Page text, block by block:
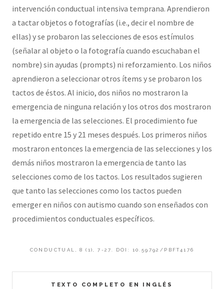
intervención conductual intensiva temprana. Aprendieron
a tactar objetos o fotografías (i.e., decir el nombre de
ellas) y se probaron las selecciones de esos estímulos
(señalar al objeto o la fotografía cuando escuchaban el
nombre) sin ayudas (prompts) ni reforzamiento. Los niños
aprendieron a seleccionar otros ítems y se probaron los
tactos de éstos. Al inicio, dos niños no mostraron la
emergencia de ninguna relación y los otros dos mostraron
la emergencia de las selecciones. El procedimiento fue
repetido entre 15 y 21 meses después. Los primeros niños
mostraron entonces la emergencia de las selecciones y los
demás niños mostraron la emergencia de tanto las
selecciones como de los tactos. Los resultados sugieren
que tanto las selecciones como los tactos pueden
emerger en niños con autismo cuando son enseñados con
procedimientos conductuales específicos.
TEXTO COMPLETO EN INGLÉS
CONDUCTUAL, 8 (1), 7-27. DOI: 10.59792/PBFT4176